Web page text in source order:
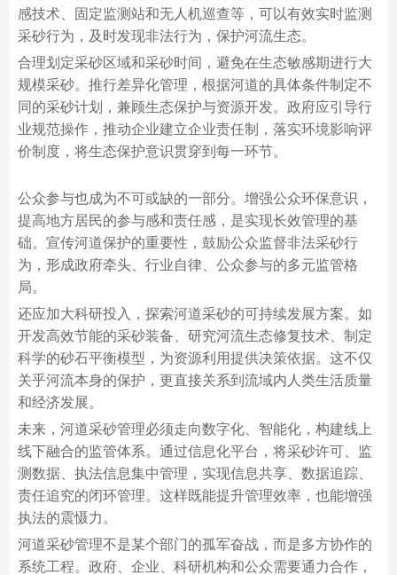
感技术、固定监测站和无人机巡查等，可以有效实时监测
采砂行为，及时发现非法行为，保护河流生态。
合理划定采砂区域和采砂时间，避免在生态敏感期进行大
规模采砂。推行差异化管理，根据河道的具体条件制定不
同的采砂计划，兼顾生态保护与资源开发。政府应引导行
业规范操作，推动企业建立企业责任制，落实环境影响评
价制度，将生态保护意识贯穿到每一环节。
公众参与也成为不可或缺的一部分。增强公众环保意识，
提高地方居民的参与感和责任感，是实现长效管理的基
础。宣传河道保护的重要性，鼓励公众监督非法采砂行
为，形成政府牵头、行业自律、公众参与的多元监管格
局。
还应加大科研投入，探索河道采砂的可持续发展方案。如
开发高效节能的采砂装备、研究河流生态修复技术、制定
科学的砂石平衡模型，为资源利用提供决策依据。这不仅
关乎河流本身的保护，更直接关系到流域内人类生活质量
和经济发展。
未来，河道采砂管理必须走向数字化、智能化，构建线上
线下融合的监管体系。通过信息化平台，将采砂许可、监
测数据、执法信息集中管理，实现信息共享、数据追踪、
责任追究的闭环管理。这样既能提升管理效率，也能增强
执法的震慑力。
河道采砂管理不是某个部门的孤军奋战，而是多方协作的
系统工程。政府、企业、科研机构和公众需要通力合作，